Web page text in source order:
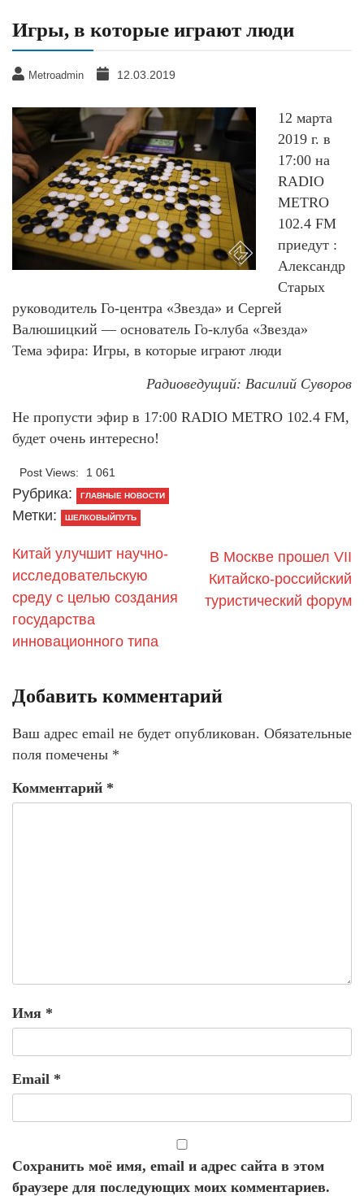
Игры, в которые играют люди
Metroadmin 12.03.2019
12 марта
2019 г. в
17:00 на
RADIO
METRO
102.4 FM
приедут :
Александр
Старых
руководитель Го-центра «Звезда» и Сергей
Валюшицкий — основатель Го-клуба «Звезда»
Тема эфира: Игры, в которые играют люди
Радиоведущий: Василий Суворов
Не пропусти эфир в 17:00 RADIO METRO 102.4 FM,
будет очень интересно!
Post Views: 1 061
Рубрика: ГЛАВНЫЕ НОВОСТИ
Метки: ШЕЛКОВЫЙПУТЬ
Китай улучшит научно-
исследовательскую
среду с целью создания
государства
инновационного типа
В Москве прошел VII
Китайско-российский
туристический форум
Добавить комментарий
Ваш адрес email не будет опубликован. Обязательные
поля помечены *
Комментарий *
Имя *
Email *
Сохранить моё имя, email и адрес сайта в этом
браузере для последующих моих комментариев.